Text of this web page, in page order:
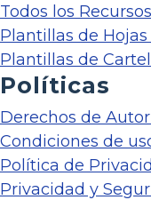
Todos los
Plantillas de
Plantillas de
Políticas
Derechos de
Condiciones de
Política de
Privacidad y